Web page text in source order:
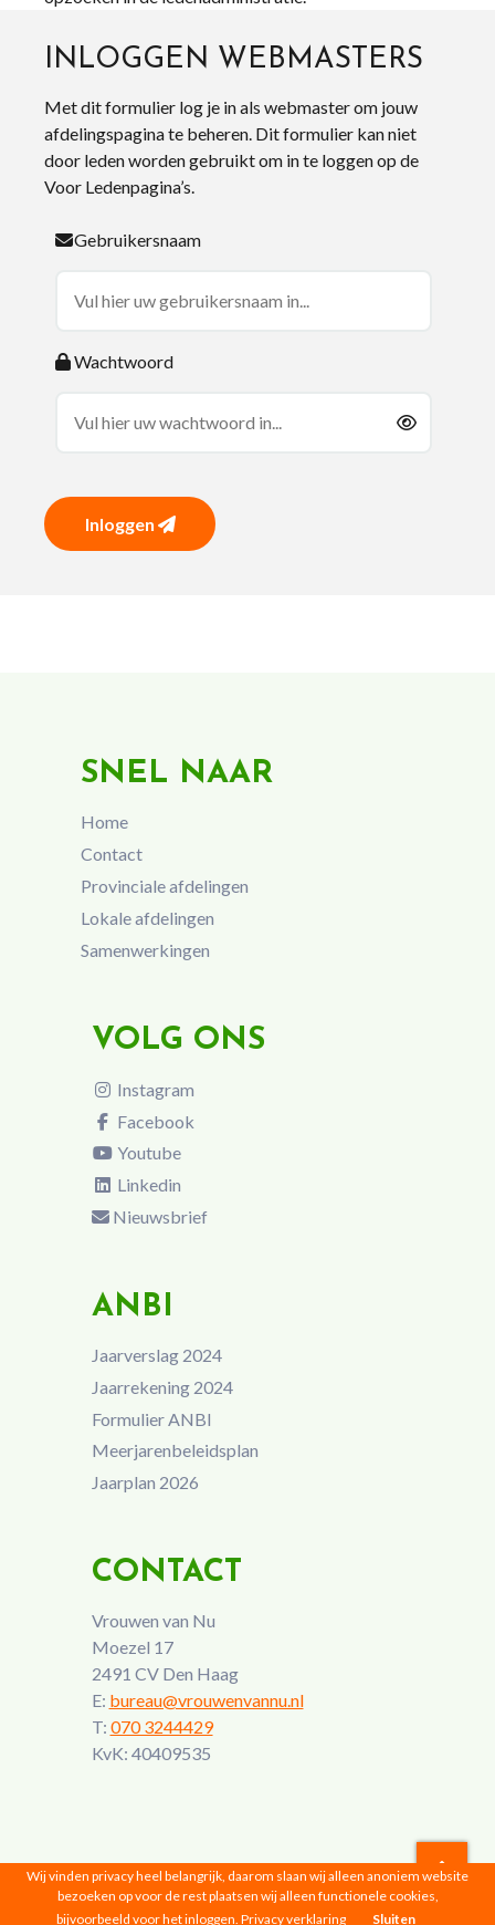
INLOGGEN WEBMASTERS
Met dit formulier log je in als webmaster om jouw
afdelingspagina te beheren. Dit formulier kan niet
door leden worden gebruikt om in te loggen op de
Voor Ledenpagina’s.
Gebruikersnaam
Wachtwoord
Inloggen
SNEL NAAR
Home
Contact
Provinciale afdelingen
Lokale afdelingen
Samenwerkingen
VOLG ONS
Instagram
Facebook
Youtube
Linkedin
Nieuwsbrief
ANBI
Jaarverslag 2024
Jaarrekening 2024
Formulier ANBI
Meerjarenbeleidsplan
Jaarplan 2026
CONTACT
Vrouwen van Nu
Moezel 17
2491 CV Den Haag
E: bureau@vrouwenvannu.nl
T: 070 3244429
KvK: 40409535
Vrouwen van Nu © 2026 |Privacyverklaring
Wij vinden privacy heel belangrijk, daarom slaan wij alleen anoniem website
bezoeken op voor de rest plaatsen wij alleen functionele cookies,
bijvoorbeeld voor het inloggen. Privacy verklaring Sluiten